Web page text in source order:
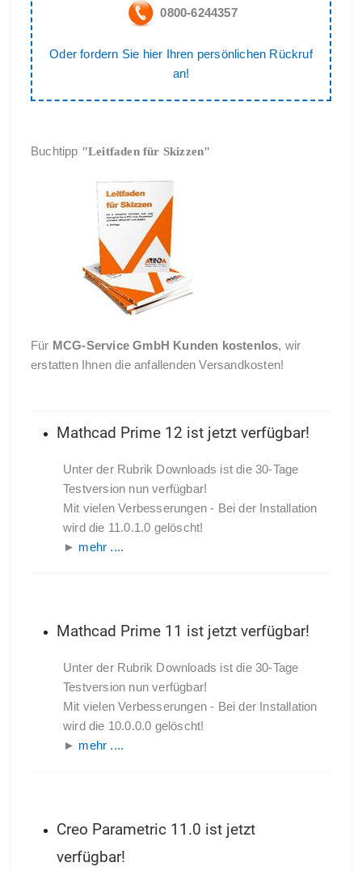
0800-6244357
Oder fordern Sie hier Ihren persönlichen Rückruf
an!
Buchtipp "Leitfaden für Skizzen"
Für MCG-Service GmbH Kunden kostenlos, wir
erstatten Ihnen die anfallenden Versandkosten!
Mathcad Prime 12 ist jetzt verfügbar!
Unter der Rubrik Downloads ist die 30-Tage
Testversion nun verfügbar!
Mit vielen Verbesserungen - Bei der Installation
wird die 11.0.1.0 gelöscht!
► mehr ....
Mathcad Prime 11 ist jetzt verfügbar!
Unter der Rubrik Downloads ist die 30-Tage
Testversion nun verfügbar!
Mit vielen Verbesserungen - Bei der Installation
wird die 10.0.0.0 gelöscht!
► mehr ....
Creo Parametric 11.0 ist jetzt
verfügbar!